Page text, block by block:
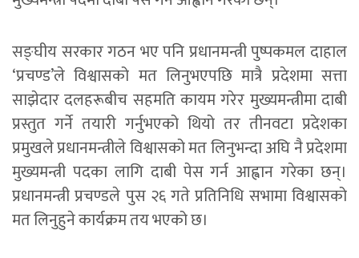
सङ्घीय सरकार गठन भए पनि प्रधानमन्त्री पुष्पकमल दाहाल
‘प्रचण्ड’ले विश्वासको मत लिनुभएपछि मात्रै प्रदेशमा सत्ता
साझेदार दलहरूबीच सहमति कायम गरेर मुख्यमन्त्रीमा दाबी
प्रस्तुत गर्ने तयारी गर्नुभएको थियो तर तीनवटा प्रदेशका
प्रमुखले प्रधानमन्त्रीले विश्वासको मत लिनुभन्दा अघि नै प्रदेशमा
मुख्यमन्त्री पदका लागि दाबी पेस गर्न आह्वान गरेका छन्।
प्रधानमन्त्री प्रचण्डले पुस २६ गते प्रतिनिधि सभामा विश्वासको
मत लिनुहुने कार्यक्रम तय भएको छ।